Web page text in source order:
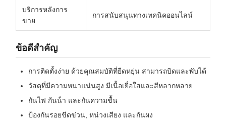
บริการหลังการ
ขาย
การสนับสนุนทางเทคนิคออนไลน์
ข้อดีสําคัญ
การติดตั้งง่าย ด้วยคุณสมบัติที่ยืดหยุ่น สามารถบิดและพับได้
วัสดุที่มีความหนาแน่นสูง มีเนื้อเยื่อใสและสีหลากหลาย
กันไฟ กันน้ํา และกันความชื้น
ป้องกันรอยขีดข่วน, หน่วงเสียง และกันผง